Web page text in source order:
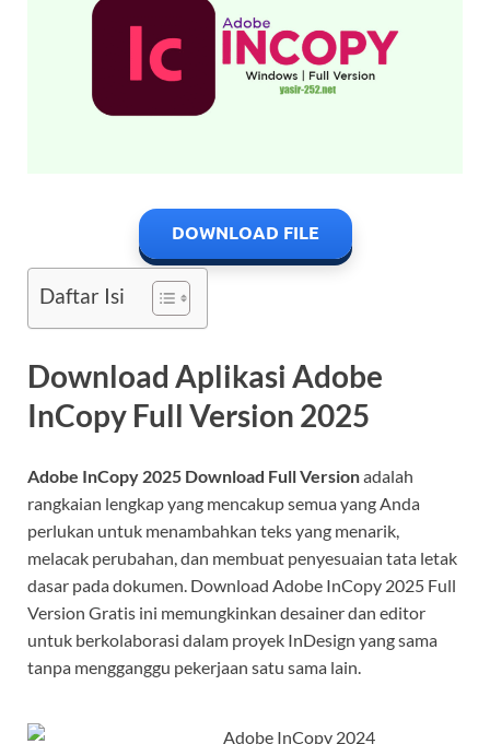
DOWNLOAD FILE
Daftar Isi
Download Aplikasi Adobe
InCopy Full Version 2025
Adobe InCopy 2025 Download Full Versionadalah
rangkaian lengkap yang mencakup semua yang Anda
perlukan untuk menambahkan teks yang menarik,
melacak perubahan, dan membuat penyesuaian tata letak
dasar pada dokumen. Download Adobe InCopy 2025 Full
Version Gratis ini memungkinkan desainer dan editor
untuk berkolaborasi dalam proyek InDesign yang sama
tanpa mengganggu pekerjaan satu sama lain.